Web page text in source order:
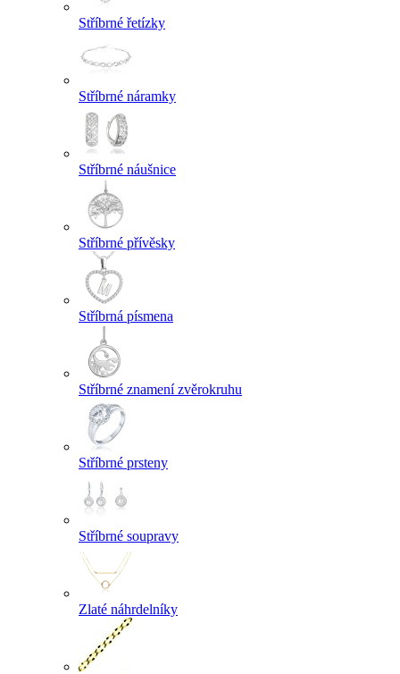
Stříbrné řetízky
Stříbrné náramky
Stříbrné náušnice
Stříbrné přívěsky
Stříbrná písmena
Stříbrné znamení zvěrokruhu
Stříbrné prsteny
Stříbrné soupravy
Zlaté náhrdelníky